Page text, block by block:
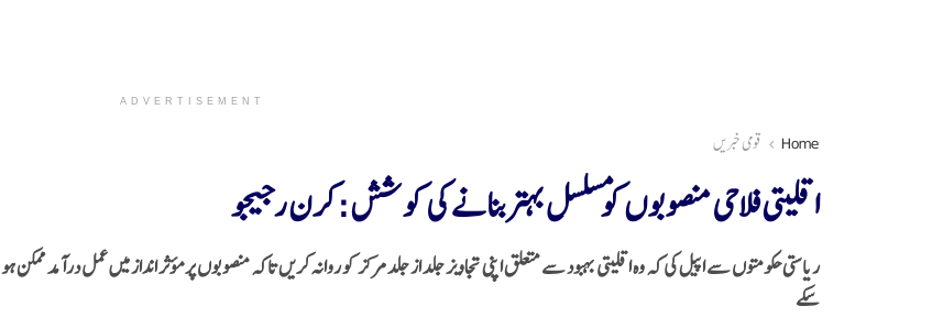
ADVERTISEMENT
Home قومی خبریں
اقلیتی فلاحی منصوبوں کو مسلسل بہتربنانے کی کوشش : کرن رجیجو
ریاستی حکومتوں سے اپیل کی کہ وہ اقلیتی بہبود سے متعلق اپنی تجاویز جلد از جلد مرکز کو روانہ کریں تاکہ منصوبوں پر مؤثر انداز میں عمل درآمد ممکن ہو
سکے